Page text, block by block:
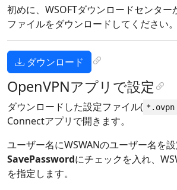
初めに、WSOFTダウンロードセンタ
ファイルをダウンロードしてください。
ダウンロード
OpenVPNアプリで設定
ダウンロードした設定ファイル( *.ovpn
Connectアプリで開きます。
ユーザー名にWSWANのユーザー名を設
SavePasswordにチェックを入れ、
を指定します。